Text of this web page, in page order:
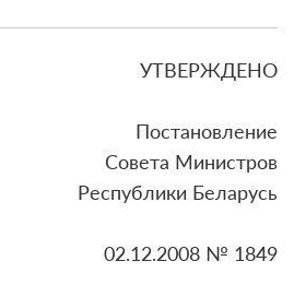
УТВЕРЖДЕНО
Постановление
Совета Министров
Республики Беларусь
02.12.2008 № 1849